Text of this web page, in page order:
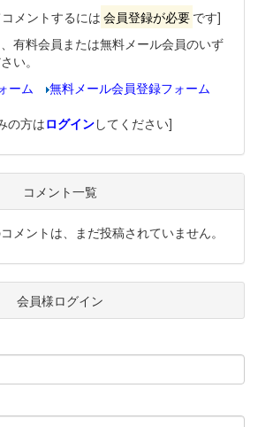
メントするには 会員登録が必要 です]
有料会員または無料メール会員のいず
い。
ーム
無料メール会員登録フォーム
の方はログインしてください]
コメント一覧
メントは、まだ投稿されていません。
会員様ログイン